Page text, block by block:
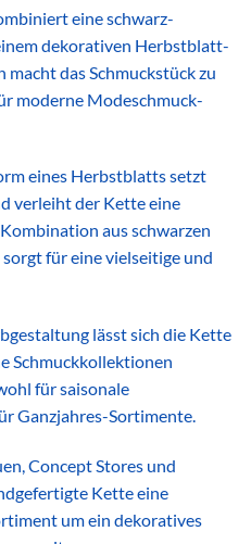
eine schwarz-
dekorativen Herbstblatt-
macht das Schmuckstück zu
moderne Modeschmuck-
eines Herbstblatts setzt
verleiht der Kette eine
aus schwarzen
für eine vielseitige und
lässt sich die Kette
Schmuckkollektionen
für saisonale
Ganzjahres-Sortimente.
Concept Stores und
Kette eine
um ein dekoratives